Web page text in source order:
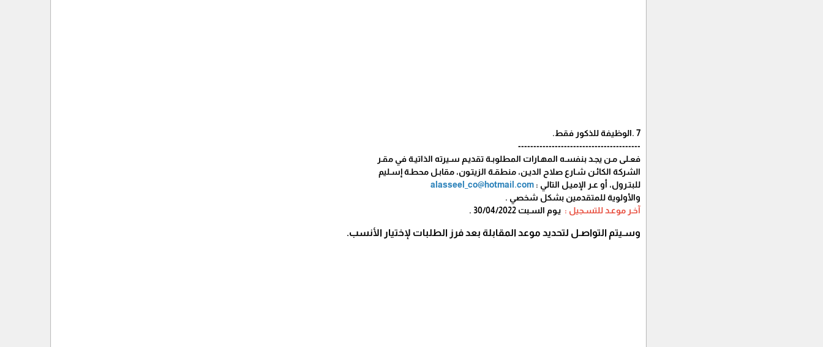
7 .الوظيفة للذكور فقط.
----------------------------------------
فعـلى مـن يجـد بنفسـه المهـارات المطلوبـة تقديـم سـيرته الذاتيـة في مقـر
الشركة الكائـن شـارع صلاح الديـن، منطقـة الزيتـون، مقابـل محطـة إسـليم
للبتـرول، أو عـر الإميـل التالي :alasseel_co@hotmail.com
والأولوية للمتقدمين بشكل شخصي .
آخـر موعـد للتسـجيل : يـوم السـبت 30/04/2022 .
وسـيتم التواصـل لتحديد موعد المقابلة بعد فرز الطلبات لإختيار الأنسب.